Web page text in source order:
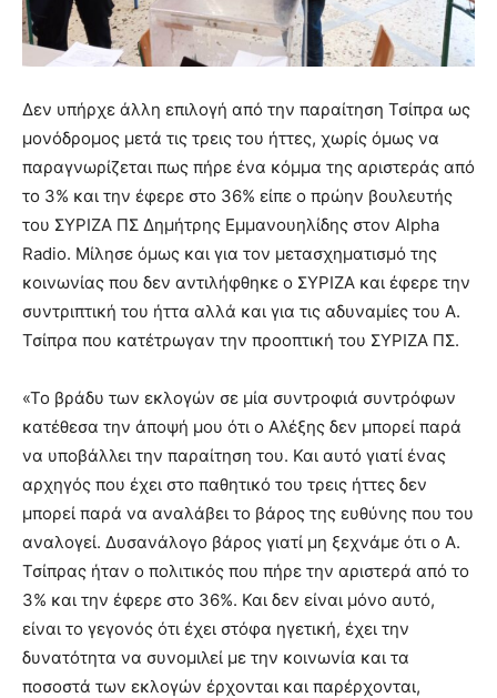
Δεν υπήρχε άλλη επιλογή από την παραίτηση Τσίπρα ως
μονόδρομος μετά τις τρεις του ήττες, χωρίς όμως να
παραγνωρίζεται πως πήρε ένα κόμμα της αριστεράς από
το 3% και την έφερε στο 36% είπε ο πρώην βουλευτής
του ΣΥΡΙΖΑ ΠΣ Δημήτρης Εμμανουηλίδης στον Alpha
Radio. Μίλησε όμως και για τον μετασχηματισμό της
κοινωνίας που δεν αντιλήφθηκε ο ΣΥΡΙΖΑ και έφερε την
συντριπτική του ήττα αλλά και για τις αδυναμίες του Α.
Τσίπρα που κατέτρωγαν την προοπτική του ΣΥΡΙΖΑ ΠΣ.
«Το βράδυ των εκλογών σε μία συντροφιά συντρόφων
κατέθεσα την άποψή μου ότι ο Αλέξης δεν μπορεί παρά
να υποβάλλει την παραίτηση του. Και αυτό γιατί ένας
αρχηγός που έχει στο παθητικό του τρεις ήττες δεν
μπορεί παρά να αναλάβει το βάρος της ευθύνης που του
αναλογεί. Δυσανάλογο βάρος γιατί μη ξεχνάμε ότι ο Α.
Τσίπρας ήταν ο πολιτικός που πήρε την αριστερά από το
3% και την έφερε στο 36%. Και δεν είναι μόνο αυτό,
είναι το γεγονός ότι έχει στόφα ηγετική, έχει την
δυνατότητα να συνομιλεί με την κοινωνία και τα
ποσοστά των εκλογών έρχονται και παρέρχονται,